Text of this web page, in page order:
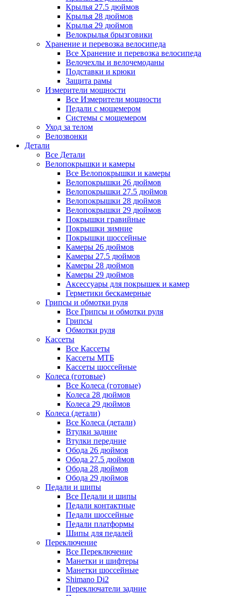
Крылья 27.5 дюймов
Крылья 28 дюймов
Крылья 29 дюймов
Велокрылья брызговики
Хранение и перевозка велосипеда
Все Хранение и перевозка велосипеда
Велочехлы и велочемоданы
Подставки и крюки
Защита рамы
Измерители мощности
Все Измерители мощности
Педали с мощемером
Системы с мощемером
Уход за телом
Велозвонки
Детали
Все Детали
Велопокрышки и камеры
Все Велопокрышки и камеры
Велопокрышки 26 дюймов
Велопокрышки 27.5 дюймов
Велопокрышки 28 дюймов
Велопокрышки 29 дюймов
Покрышки гравийные
Покрышки зимние
Покрышки шоссейные
Камеры 26 дюймов
Камеры 27.5 дюймов
Камеры 28 дюймов
Камеры 29 дюймов
Аксессуары для покрышек и камер
Герметики бескамерные
Грипсы и обмотки руля
Все Грипсы и обмотки руля
Грипсы
Обмотки руля
Кассеты
Все Кассеты
Кассеты МТБ
Кассеты шоссейные
Колеса (готовые)
Все Колеса (готовые)
Колеса 28 дюймов
Колеса 29 дюймов
Колеса (детали)
Все Колеса (детали)
Втулки задние
Втулки передние
Обода 26 дюймов
Обода 27.5 дюймов
Обода 28 дюймов
Обода 29 дюймов
Педали и шипы
Все Педали и шипы
Педали контактные
Педали шоссейные
Педали платформы
Шипы для педалей
Переключение
Все Переключение
Манетки и шифтеры
Манетки шоссейные
Shimano Di2
Переключатели задние